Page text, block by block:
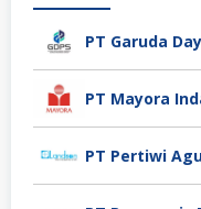
PT Garuda
PT Mayora
PT Pertiwi